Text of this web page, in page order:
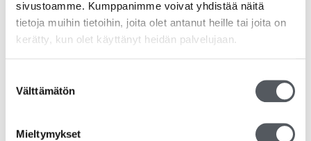
sivustoamme. Kumppanimme voivat yhdistää näitä
tietoja muihin tietoihin, joita olet antanut heille tai joita on
kerätty, kun olet käyttänyt heidän palvelujaan.
valinta
Välttämätön
Mieltymykset